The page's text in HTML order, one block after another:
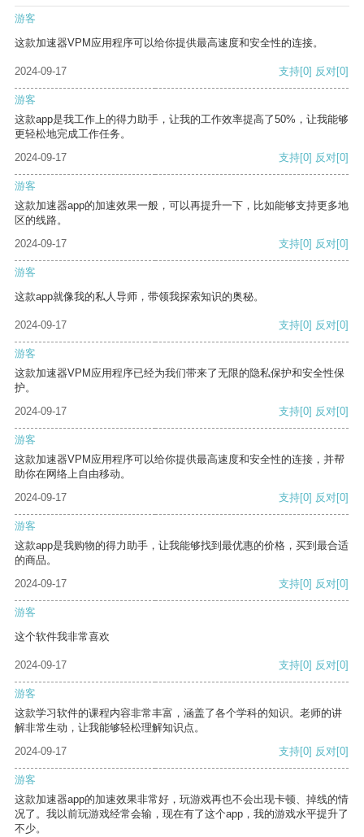
游客
这款加速器VPM应用程序可以给你提供最高速度和安全性的连接。
2024-09-17 支持[0] 反对[0]
游客
这款app是我工作上的得力助手，让我的工作效率提高了50%，让我能够
更轻松地完成工作任务。
2024-09-17
支持[0] 反对[0]
游客
这款加速器app的加速效果一般，可以再提升一下，比如能够支持更多地
区的线路。
2024-09-17
支持[0] 反对[0]
游客
这款app就像我的私人导师，带领我探索知识的奥秘。
2024-09-17 支持[0] 反对[0]
游客
这款加速器VPM应用程序已经为我们带来了无限的隐私保护和安全性保
护。
2024-09-17
支持[0] 反对[0]
游客
这款加速器VPM应用程序可以给你提供最高速度和安全性的连接，并帮
助你在网络上自由移动。
2024-09-17
支持[0] 反对[0]
游客
这款app是我购物的得力助手，让我能够找到最优惠的价格，买到最合适
的商品。
2024-09-17
支持[0] 反对[0]
游客
这个软件我非常喜欢
2024-09-17 支持[0] 反对[0]
游客
这款学习软件的课程内容非常丰富，涵盖了各个学科的知识。老师的讲
解非常生动，让我能够轻松理解知识点。
2024-09-17
支持[0] 反对[0]
游客
这款加速器app的加速效果非常好，玩游戏再也不会出现卡顿、掉线的情
况了。我以前玩游戏经常会输，现在有了这个app，我的游戏水平提升了
不少。